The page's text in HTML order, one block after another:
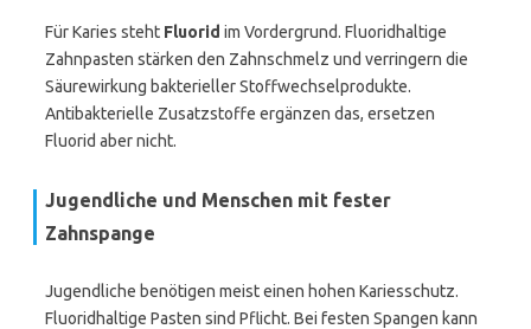
Für Karies steht Fluorid im Vordergrund. Fluoridhaltige
Zahnpasten stärken den Zahnschmelz und verringern die
Säurewirkung bakterieller Stoffwechselprodukte.
Antibakterielle Zusatzstoffe ergänzen das, ersetzen
Fluorid aber nicht.
Jugendliche und Menschen mit fester
Zahnspange
Jugendliche benötigen meist einen hohen Kariesschutz.
Fluoridhaltige Pasten sind Pflicht. Bei festen Spangen kann